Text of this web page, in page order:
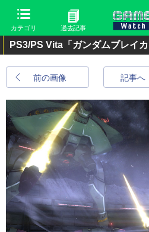
カテゴリ 過去記事
PS3/PS Vita「ガンダムブレイカ
前の画像 記事へ